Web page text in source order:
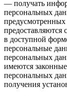
— получать
персональных
предоставляются
в доступной
персональные
персональных
имеются
персональных
получения